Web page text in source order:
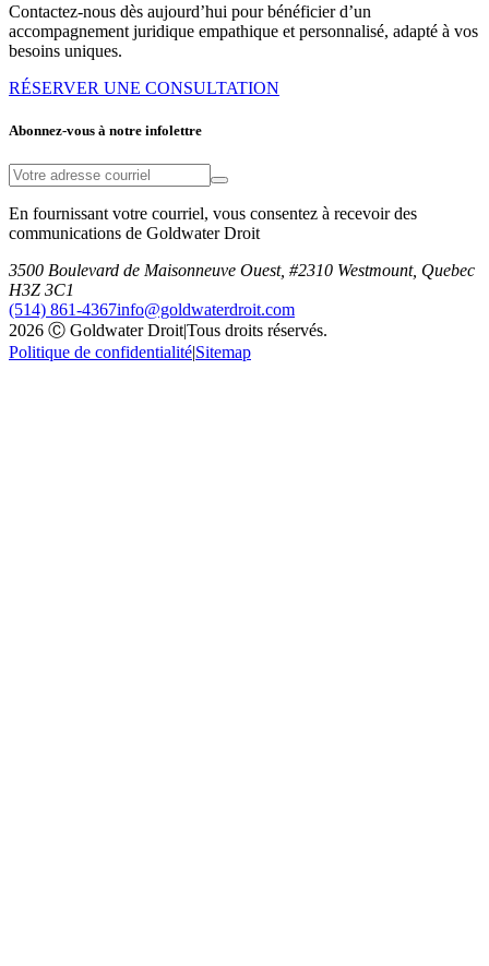
Contactez-nous dès aujourd’hui pour bénéficier d’un
accompagnement juridique empathique et personnalisé, adapté à vos
besoins uniques.
RÉSERVER UNE CONSULTATION
Abonnez-vous à notre infolettre
En fournissant votre courriel, vous consentez à recevoir des
communications de Goldwater Droit
3500 Boulevard de Maisonneuve Ouest, #2310 Westmount, Quebec
H3Z 3C1
(514) 861-4367info@goldwaterdroit.com
2026 Ⓒ Goldwater Droit|Tous droits réservés.
Politique de confidentialité|Sitemap